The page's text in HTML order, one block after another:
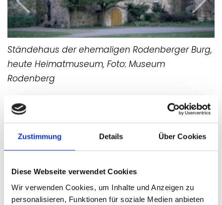
Zustimmung Details Über Cookies
Diese Webseite verwendet Cookies
Wir verwenden Cookies, um Inhalte und Anzeigen zu
personalisieren, Funktionen für soziale Medien anbieten
Ständehaus der ehemaligen Rodenberger Burg,
heute Heimatmuseum, Foto: Museum
Rodenberg
Previous Next
Bis ins 17. Jahrhundert diente das ehemalige
Ständehaus den Schaumburger Landständen
als politischer Versammlungsort. Heute
Ziegelbau das Museum Rodenberg. In dem
einzigen